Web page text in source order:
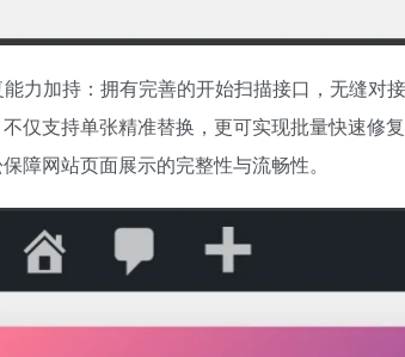
力加持：拥有完善的开始扫描接口，无缝对
仅支持单张精准替换，更可实现批量快速修
障网站页面展示的完整性与流畅性。